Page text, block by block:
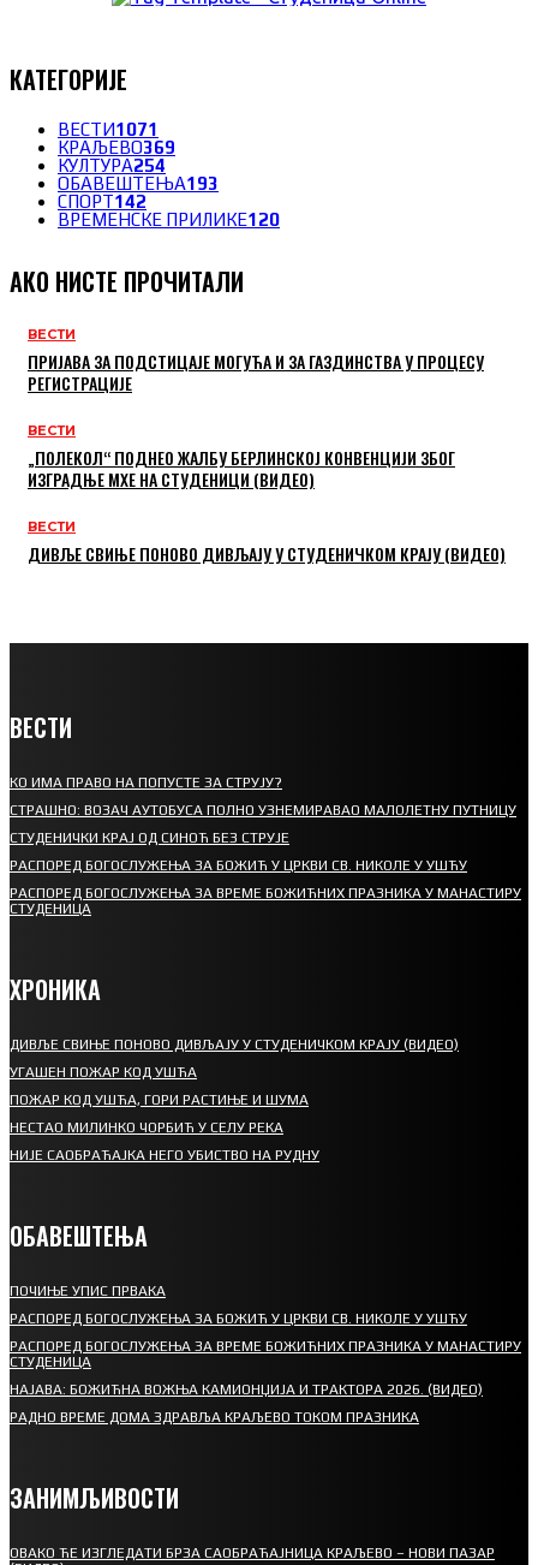
КАТЕГОРИЈЕ
ВЕСТИ1071
КРАЉЕВО369
КУЛТУРА254
ОБАВЕШТЕЊА193
СПОРТ142
ВРЕМЕНСКЕ ПРИЛИКЕ120
АКО НИСТЕ ПРОЧИТАЛИ
ВЕСТИ
ПРИЈАВА ЗА ПОДСТИЦАЈЕ МОГУЋА И ЗА ГАЗДИНСТВА У ПРОЦЕСУ
РЕГИСТРАЦИЈЕ
ВЕСТИ
„ПОЛЕКОЛ“ ПОДНЕО ЖАЛБУ БЕРЛИНСКОЈ КОНВЕНЦИЈИ ЗБОГ
ИЗГРАДЊЕ МХЕ НА СТУДЕНИЦИ (ВИДЕО)
ВЕСТИ
ДИВЉЕ СВИЊЕ ПОНОВО ДИВЉАЈУ У СТУДЕНИЧКОМ КРАЈУ (ВИДЕО)
ВЕСТИ
КО ИМА ПРАВО НА ПОПУСТЕ ЗА СТРУЈУ?
СТРАШНО: ВОЗАЧ АУТОБУСА ПОЛНО УЗНЕМИРАВАО МАЛОЛЕТНУ ПУТНИЦУ
СТУДЕНИЧКИ КРАЈ ОД СИНОЋ БЕЗ СТРУЈЕ
РАСПОРЕД БОГОСЛУЖЕЊА ЗА БОЖИЋ У ЦРКВИ СВ. НИКОЛЕ У УШЋУ
РАСПОРЕД БОГОСЛУЖЕЊА ЗА ВРЕМЕ БОЖИЋНИХ ПРАЗНИКА У МАНАСТИРУ
СТУДЕНИЦА
ХРОНИКА
ДИВЉЕ СВИЊЕ ПОНОВО ДИВЉАЈУ У СТУДЕНИЧКОМ КРАЈУ (ВИДЕО)
УГАШЕН ПОЖАР КОД УШЋА
ПОЖАР КОД УШЋА, ГОРИ РАСТИЊЕ И ШУМА
НЕСТАО МИЛИНКО ЧОРБИЋ У СЕЛУ РЕКА
НИЈЕ САОБРАЋАЈКА НЕГО УБИСТВО НА РУДНУ
ОБАВЕШТЕЊА
ПОЧИЊЕ УПИС ПРВАКА
РАСПОРЕД БОГОСЛУЖЕЊА ЗА БОЖИЋ У ЦРКВИ СВ. НИКОЛЕ У УШЋУ
РАСПОРЕД БОГОСЛУЖЕЊА ЗА ВРЕМЕ БОЖИЋНИХ ПРАЗНИКА У МАНАСТИРУ
СТУДЕНИЦА
НАЈАВА: БОЖИЋНА ВОЖЊА КАМИОНЏИЈА И ТРАКТОРА 2026. (ВИДЕО)
РАДНО ВРЕМЕ ДОМА ЗДРАВЉА КРАЉЕВО ТОКОМ ПРАЗНИКА
ЗАНИМЉИВОСТИ
ОВАКО ЋЕ ИЗГЛЕДАТИ БРЗА САОБРАЋАЈНИЦА КРАЉЕВО – НОВИ ПАЗАР